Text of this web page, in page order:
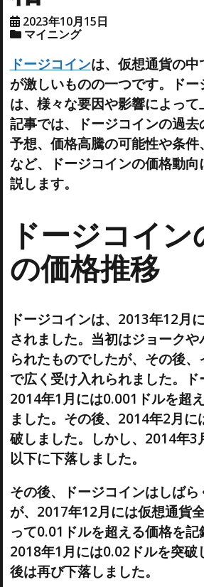
2023年10月15日
マイニング
ドージコインは、仮想通貨の
が激しいものの一つです。ド
は、様々な要因や影響によっ
記事では、ドージコインの過
予想、価格高騰の可能性や条
など、ドージコインの価格動
説します。
ドージコイ
の価格推移
ドージコインは、2013年12月
されました。当初はジョーク
られたものでしたが、その後
で広く受け入れられました。ド
2014年1月には0.001ドルを超
ました。その後、2014年2月に
破しました。しかし、2014年3
以下に下落しました。
その後、ドージコインはしば
が、2017年12月には仮想通貨
って0.01ドルを超える価格を記
2018年1月には0.02ドルを突破
後は再び下落しました。